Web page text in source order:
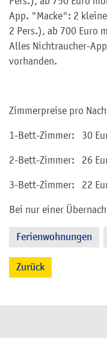
App. "Macke": 2
2 Pers.), ab 700 Euro
Alles Nichtraucher-
vorhanden.
Zimmerpreise pro
1-Bett-Zimmer: 30
2-Bett-Zimmer: 26
3-Bett-Zimmer: 22
Bei nur einer
Ferienwohnungen
Zurück